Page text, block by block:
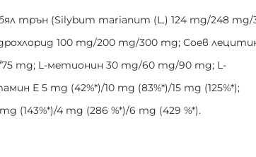
тpън (Ѕіlуbum mаrіаnum (L.) 124 mg/248 mg/
100 mg/200 mg/300 mg; Coeв
mg; L-мeтиoнин 30 mg/60 mg/90 mg; L-
Е 5 mg (42%*)/10 mg (83%*)/15 mg (125%*);
(143%*)/4 mg (286 %*)/6 mg (429 %*).